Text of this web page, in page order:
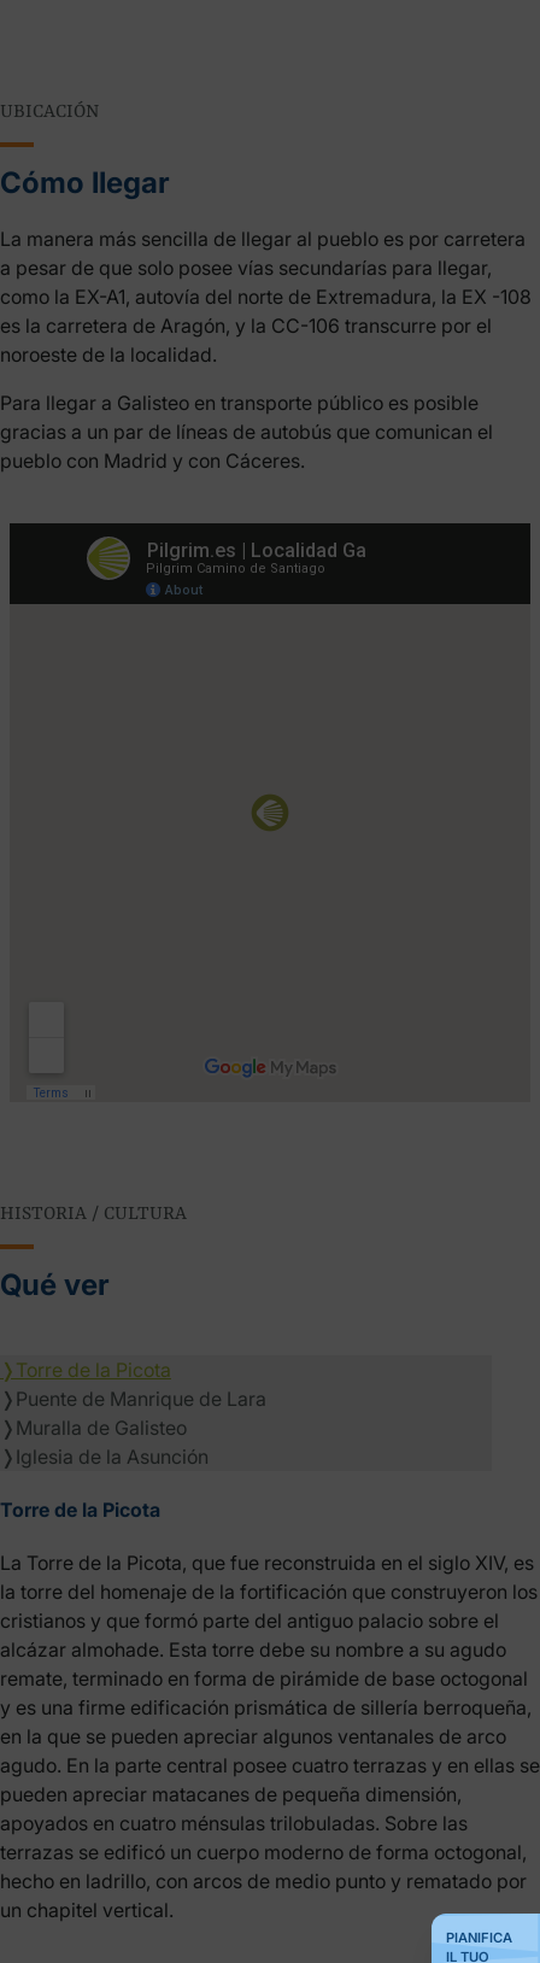
PIANIFICA
IL TUO
UBICACIÓN
Cómo llegar
La manera más sencilla de llegar al pueblo es por carretera
a pesar de que solo posee vías secundarías para llegar,
como la EX-A1, autovía del norte de Extremadura, la EX -108
es la carretera de Aragón, y la CC-106 transcurre por el
noroeste de la localidad.
Para llegar a Galisteo en transporte público es posible
gracias a un par de líneas de autobús que comunican el
pueblo con Madrid y con Cáceres.
HISTORIA / CULTURA
Qué ver
❭ Torre de la Picota
❭ Puente de Manrique de Lara
❭ Muralla de Galisteo
❭ Iglesia de la Asunción
Torre de la Picota
La Torre de la Picota, que fue reconstruida en el siglo XIV, es
la torre del homenaje de la fortificación que construyeron los
cristianos y que formó parte del antiguo palacio sobre el
alcázar almohade. Esta torre debe su nombre a su agudo
remate, terminado en forma de pirámide de base octogonal
y es una firme edificación prismática de sillería berroqueña,
en la que se pueden apreciar algunos ventanales de arco
agudo. En la parte central posee cuatro terrazas y en ellas se
pueden apreciar matacanes de pequeña dimensión,
apoyados en cuatro ménsulas trilobuladas. Sobre las
terrazas se edificó un cuerpo moderno de forma octogonal,
hecho en ladrillo, con arcos de medio punto y rematado por
un chapitel vertical.